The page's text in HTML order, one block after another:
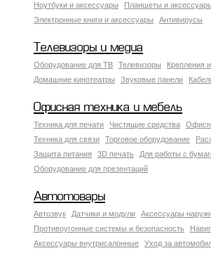
Ноутбуки и аксессуары
Планшеты и
Электронные книги и аксессуары
Антивирусы
Телевизоры и медиа
Оборудование для ТВ Телевизоры Крепления
Домашние кинотеатры
Звуковые панели
Офисная техника и мебель
Техника для печати Чистящие средства
Техника для связи
Торговое оборудование
Защита питания
3D печать
Для работы с
Оборудование для презентаций
Автотовары
Автозвук Датчики и модули
Аксессуары
Противоугонные системы и безопасность
Аксесcуары внутрисалонные
Уход за